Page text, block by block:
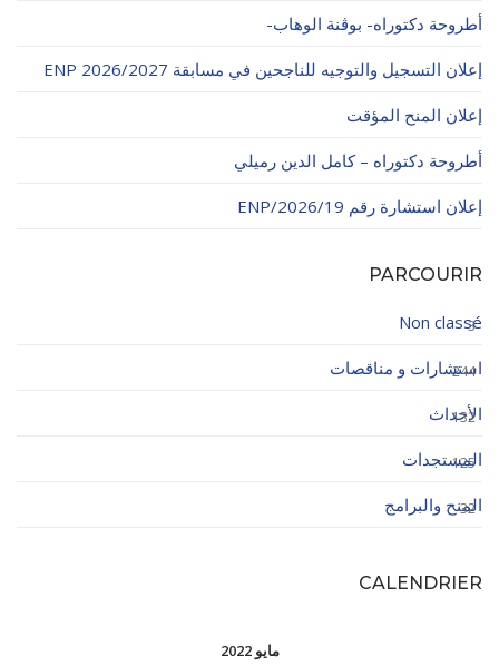
أطروحة دكتوراه- بوڨنة الوهاب-
إعلان التسجيل والتوجيه للناجحين في مسابقة ENP 2026/2027
إعلان المنح المؤقت
أطروحة دكتوراه – كامل الدين رميلي
إعلان استشارة رقم 19/ENP/2026
PARCOURIR
Non classé
3
استشارات و مناقصات
244
الأحداث
132
المستجدات
125
المنح والبرامج
32
CALENDRIER
مايو 2022